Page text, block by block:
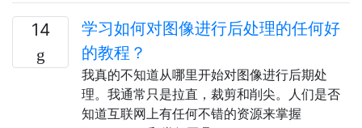
14
学习如何对图像进行后处理的任何好
的教程？
我真的不知道从哪里开始对图像进行后期处
理。我通常只是拉直，裁剪和削尖。人们是否
知道互联网上有任何不错的资源来掌握